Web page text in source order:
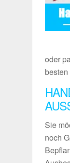
oder
Sie
noch